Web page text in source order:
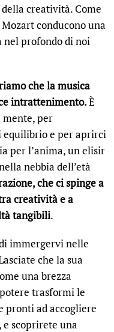
creatività. Come
conducono una
nel profondo di noi
che la musica
intrattenimento.È
mente, per
equilibrio e per aprirci
per l’anima, un elisir
nebbia dell’età
che ci spinge a
creatività e a
tangibili.
immergervi nelle
che la sua
una brezza
trasformi le
pronti ad accogliere
scoprirete una